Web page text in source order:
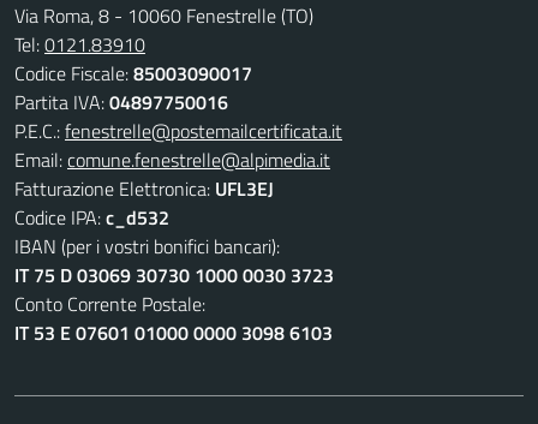
Via Roma, 8 - 10060 Fenestrelle (TO)
Tel:0121.83910
Codice Fiscale:85003090017
Partita IVA:04897750016
P.E.C.:fenestrelle@postemailcertificata.it
Email:comune.fenestrelle@alpimedia.it
Fatturazione Elettronica: UFL3EJ
Codice IPA:c_d532
IBAN (per i vostri bonifici bancari):
IT 75 D 03069 30730 1000 0030 3723
Conto Corrente Postale:
IT 53 E 07601 01000 0000 3098 6103